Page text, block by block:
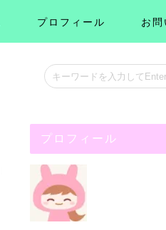
プロフィール お
プロフィール